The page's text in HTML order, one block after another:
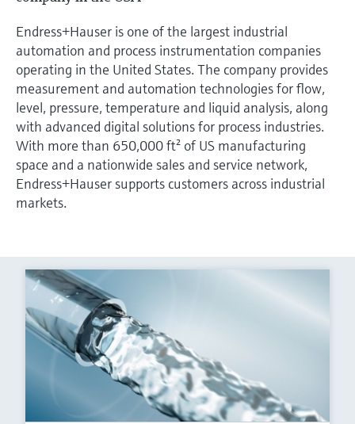
Endress+Hauser is one of the largest industrial
automation and process instrumentation companies
operating in the United States. The company provides
measurement and automation technologies for flow,
level, pressure, temperature and liquid analysis, along
with advanced digital solutions for process industries.
With more than 650,000 ft² of US manufacturing
space and a nationwide sales and service network,
Endress+Hauser supports customers across industrial
markets.